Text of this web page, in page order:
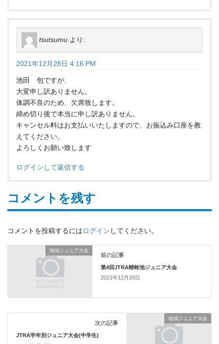
tsutsumu より:
2021年12月28日 4:16 PM
池田 包ですが、
大変申し訳ありません。
体調不良のため、欠席致します。
締め切り後で本当に申し訳ありません。
キャンセル料はお支払いいたしますので、お振込み口座を教
えてください。
よろしくお願い致します
ログインして返信する
コメントを残す
コメントを投稿するにはログイン してください。
地域ジュニア大会
前の記事
第4回JTRA蜻蛉池ジュニア大会
2021年12月28日
地域ジュニア大会
次の記事
JTRA学年別ジュニア大会(中学生)